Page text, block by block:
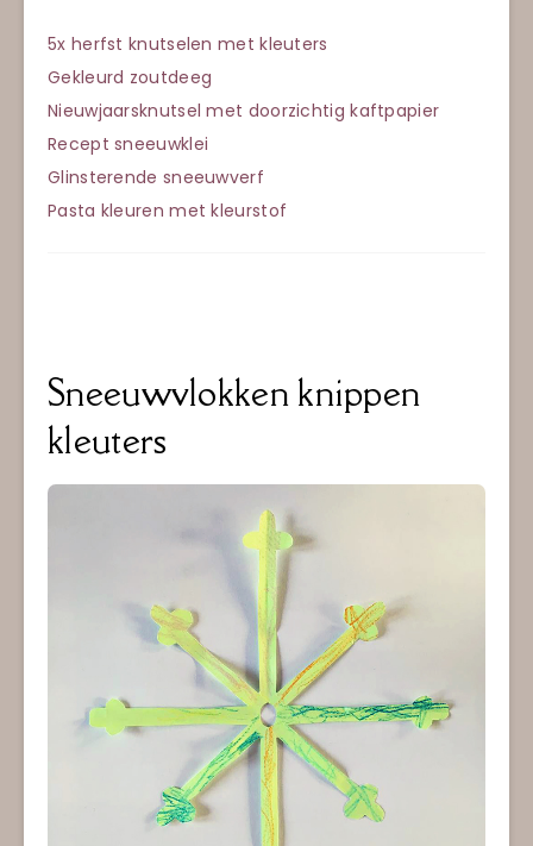
5x herfst knutselen met kleuters
Gekleurd zoutdeeg
Nieuwjaarsknutsel met doorzichtig kaftpapier
Recept sneeuwklei
Glinsterende sneeuwverf
Pasta kleuren met kleurstof
Sneeuwvlokken knippen
kleuters